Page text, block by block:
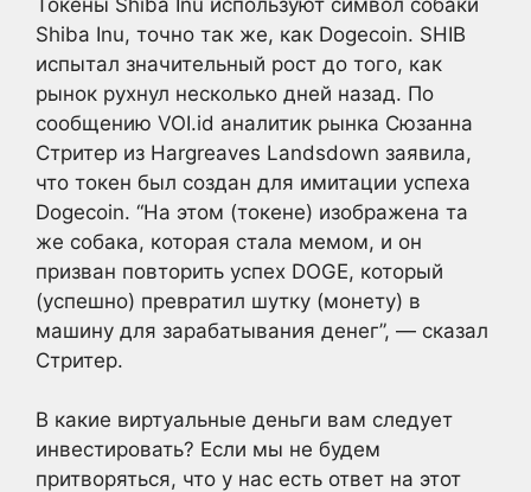
Shiba Inu, точно так же, как Dogecoin. SHIB
испытал значительный рост до того, как
рынок рухнул несколько дней назад. По
сообщению VOI.id аналитик рынка Сюзанна
Стритер из Hargreaves Landsdown заявила,
что токен был создан для имитации успеха
Dogecoin. “На этом (токене) изображена та
же собака, которая стала мемом, и он
призван повторить успех DOGE, который
(успешно) превратил шутку (монету) в
машину для зарабатывания денег”, — сказал
Стритер.
В какие виртуальные деньги вам следует
инвестировать? Если мы не будем
притворяться, что у нас есть ответ на этот